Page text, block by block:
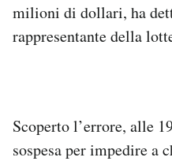
milioni di dollari, ha
rappresentante della
Scoperto l’errore, alle
sospesa per impedire a